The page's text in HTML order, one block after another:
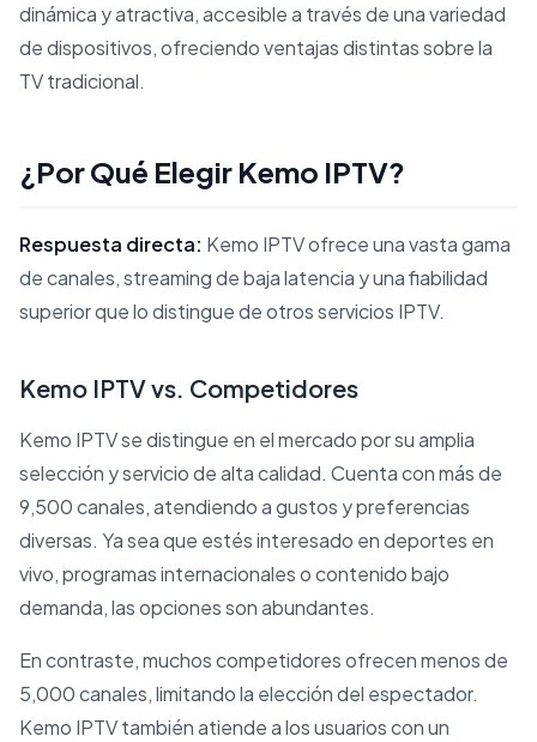
dinámica y atractiva, accesible a través de una variedad
de dispositivos, ofreciendo ventajas distintas sobre la
TV tradicional.
¿Por Qué Elegir Kemo IPTV?
Respuesta directa: Kemo IPTV ofrece una vasta gama
de canales, streaming de baja latencia y una fiabilidad
superior que lo distingue de otros servicios IPTV.
Kemo IPTV vs. Competidores
Kemo IPTV se distingue en el mercado por su amplia
selección y servicio de alta calidad. Cuenta con más de
9,500 canales, atendiendo a gustos y preferencias
diversas. Ya sea que estés interesado en deportes en
vivo, programas internacionales o contenido bajo
demanda, las opciones son abundantes.
En contraste, muchos competidores ofrecen menos de
5,000 canales, limitando la elección del espectador.
Kemo IPTV también atiende a los usuarios con un